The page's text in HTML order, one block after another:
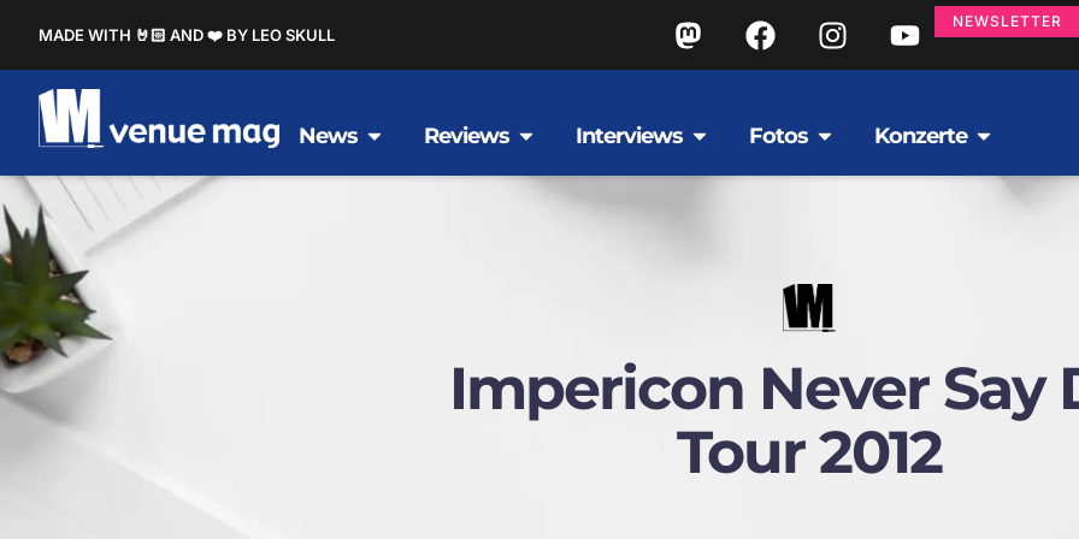
MADE WITH 🤘🏻 AND ❤️ BY LEO SKULL
NEWSLETTER
News Reviews Interviews Fotos Konzerte
Impericon Never Say
Tour 2012